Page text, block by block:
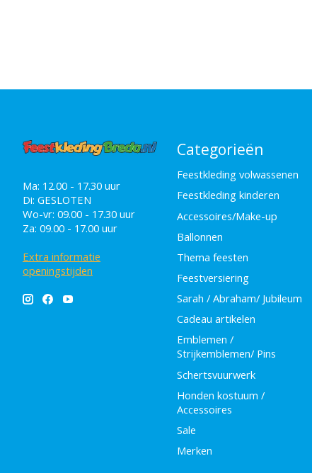
Ma: 12.00 - 17.30 uur
Di: GESLOTEN
Wo-vr: 09.00 - 17.30 uur
Za: 09.00 - 17.00 uur
Extra informatie
openingstijden
Categorieën
Feestkleding volwassenen
Feestkleding kinderen
Accessoires/Make-up
Ballonnen
Thema feesten
Feestversiering
Sarah / Abraham/ Jubileum
Cadeau artikelen
Emblemen /
Strijkemblemen/ Pins
Schertsvuurwerk
Honden kostuum /
Accessoires
Sale
Merken